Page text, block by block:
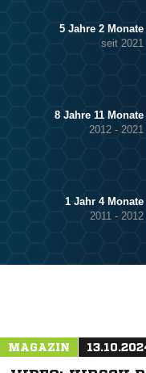
5 Jahre 2 Monate
seit 2021
8 Jahre 11 Monate
2012 - 2021
1 Jahr 4 Monate
2011 - 2012
MAGAZIN